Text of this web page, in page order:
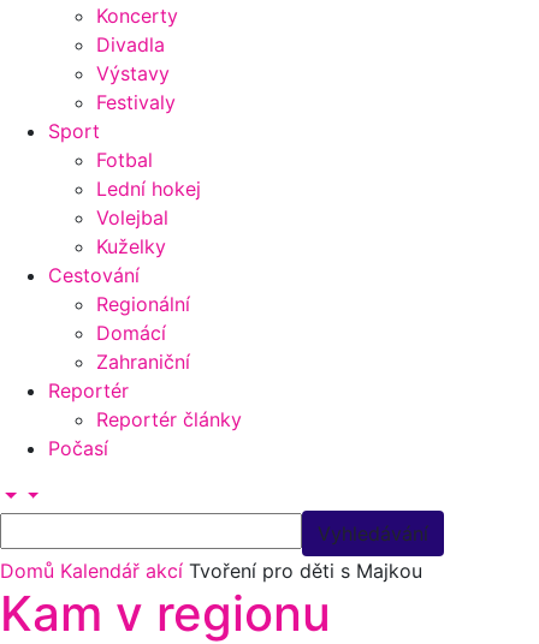
Koncerty
Divadla
Výstavy
Festivaly
Sport
Fotbal
Lední hokej
Volejbal
Kuželky
Cestování
Regionální
Domácí
Zahraniční
Reportér
Reportér články
Počasí
Domů Kalendář akcí Tvoření pro děti s Majkou
Kam v regionu